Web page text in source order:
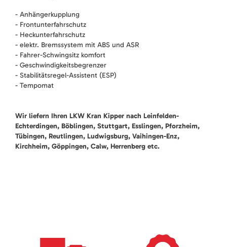
- Anhängerkupplung
- Frontunterfahrschutz
- Heckunterfahrschutz
- elektr. Bremssystem mit ABS und ASR
- Fahrer-Schwingsitz komfort
- Geschwindigkeitsbegrenzer
- Stabilitätsregel-Assistent (ESP)
- Tempomat
Wir liefern Ihren LKW Kran Kipper nach Leinfelden-
Echterdingen, Böblingen, Stuttgart, Esslingen, Pforzheim,
Tübingen, Reutlingen, Ludwigsburg, Vaihingen-Enz,
Kirchheim, Göppingen, Calw, Herrenberg etc.